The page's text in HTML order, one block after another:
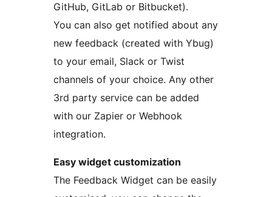
GitHub, GitLab or Bitbucket).
You can also get notified about any
new feedback (created with Ybug)
to your email, Slack or Twist
channels of your choice. Any other
3rd party service can be added
with our Zapier or Webhook
integration.
Easy widget customization
The Feedback Widget can be easily